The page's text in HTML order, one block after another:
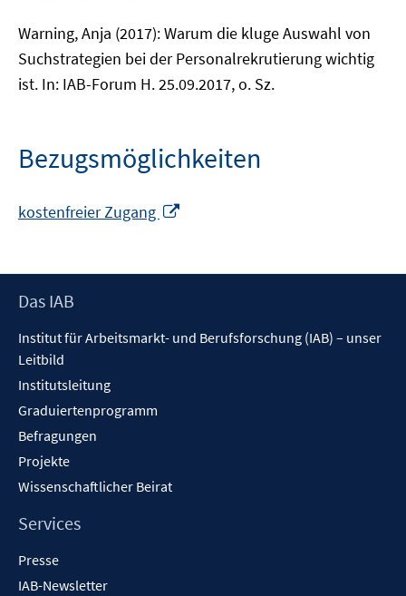
Warning, Anja (2017): Warum die kluge Auswahl von
Suchstrategien bei der Personalrekrutierung wichtig
ist. In: IAB-Forum H. 25.09.2017, o. Sz.
Bezugsmöglichkeiten
kostenfreier Zugang
öffnen
Footer
Das IAB
Institut für Arbeitsmarkt- und Berufsforschung (IAB) – unser
Leitbild
Institutsleitung
Graduiertenprogramm
Befragungen
Projekte
Wissenschaftlicher Beirat
Services
Presse
IAB-Newsletter